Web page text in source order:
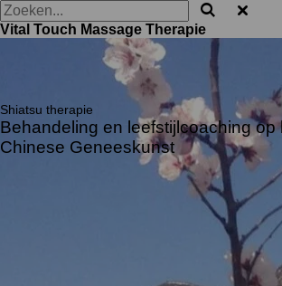
Vital Touch Massage Therapie
Shiatsu therapie
Behandeling en leefstijlcoaching op
Chinese Geneeskunst